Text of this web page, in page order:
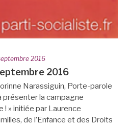
2016
2016
Narassiguin, Porte-parole
présenter la campagne
! » initiée par Laurence
de l’Enfance et des Droits